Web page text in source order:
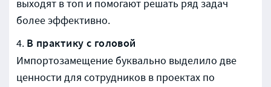
выходят в топ и помогают решать ряд задач
более эффективно.
В практику с головой
Импортозамещение буквально выделило две
ценности для сотрудников в проектах по